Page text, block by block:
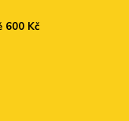
600 Kč